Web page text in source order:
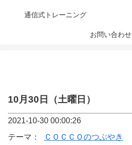
通信式トレーニング
お問い合わせ
10月30日（土曜日）
2021-10-30 00:00:26
テーマ：
ＣＯＣＣＯのつぶやき